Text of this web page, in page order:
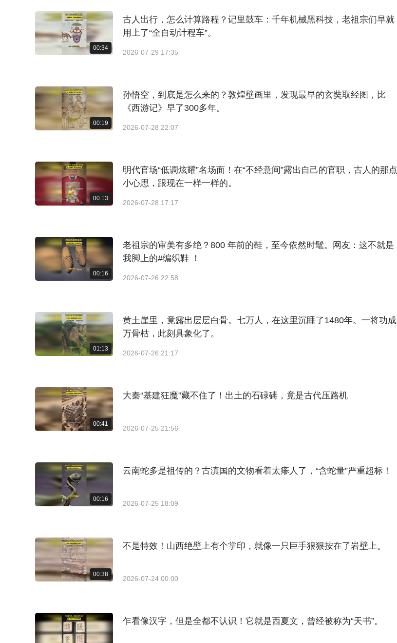
00:34
古人出行，怎么计算路程？记里鼓车：千年机械黑科技，老祖宗们早就
用上了“全自动计程车”。
2026-07-29 17:35
00:19
孙悟空，到底是怎么来的？敦煌壁画里，发现最早的玄奘取经图，比
《西游记》早了300多年。
2026-07-28 22:07
00:13
明代官场“低调炫耀”名场面！在“不经意间”露出自己的官职，古人的那点
小心思，跟现在一样一样的。
2026-07-28 17:17
00:16
老祖宗的审美有多绝？800 年前的鞋，至今依然时髦。网友：这不就是
我脚上的#编织鞋 ！
2026-07-26 22:58
01:13
黄土崖里，竟露出层层白骨。七万人，在这里沉睡了1480年。一将功成
万骨枯，此刻具象化了。
2026-07-26 21:17
00:41
大秦“基建狂魔”藏不住了！出土的石碌碡，竟是古代压路机
2026-07-25 21:56
00:16
云南蛇多是祖传的？古滇国的文物看着太瘆人了，“含蛇量”严重超标！
2026-07-25 18:09
00:38
不是特效！山西绝壁上有个掌印，就像一只巨手狠狠按在了岩壁上。
2026-07-24 00:00
乍看像汉字，但是全都不认识！它就是西夏文，曾经被称为“天书”。